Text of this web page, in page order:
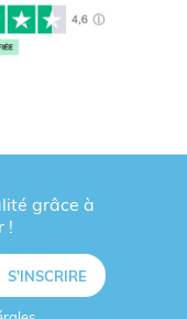
grâce à
!